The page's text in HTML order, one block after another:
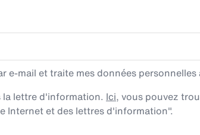
e-mail et traite mes données
la lettre d'information. Ici, vous pouvez
Internet et des lettres d'information".